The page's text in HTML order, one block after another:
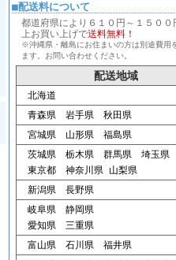
■配送料について
都道府県により６１０円～１５０
上お買い上げで送料無料！
※沖縄県・離島にお住まいの方は別途費用
ます。お問い合わせください。
配送地域
北海道
青森県 岩手県 秋田県
宮城県 山形県 福島県
茨城県 栃木県 群馬県 埼玉県
東京都 神奈川県 山梨県
新潟県 長野県
岐阜県 静岡県
愛知県 三重県
富山県 石川県 福井県